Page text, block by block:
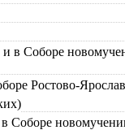
в Соборе
Ростово-
Соборе